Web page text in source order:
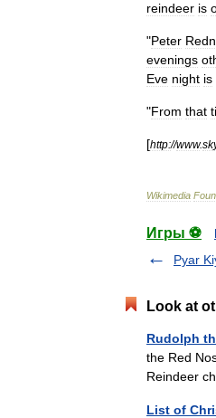
reindeer is
"Peter
evenings
Eve night is
"From that
[http://www.
Wikimedia
Игры ⚽
Pyar
Look at
Rudolph
the Red
Reindeer
List of